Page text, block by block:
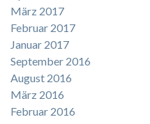
März 2017
Februar 2017
Januar 2017
September 2016
August 2016
März 2016
Februar 2016